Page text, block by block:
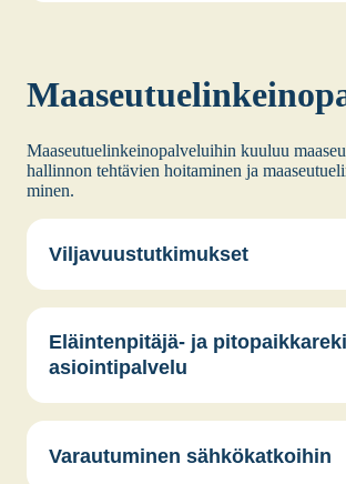
Maa­seu­tue­lin­kei­no­pal­ve­lui­hin kuu­luu
hal­lin­non teh­tä­vien hoi­ta­mi­nen ja
mi­nen.
Viljavuustutkimukset
Eläintenpitäjä- ja
asiointipalvelu
Varautuminen sähkökatkoihin